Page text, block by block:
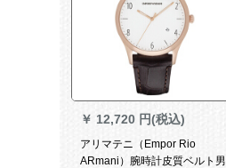
￥ 12,720 円(税込)
アリマテニ（Empor Rio
ARmani）腕時計皮質ベルト男